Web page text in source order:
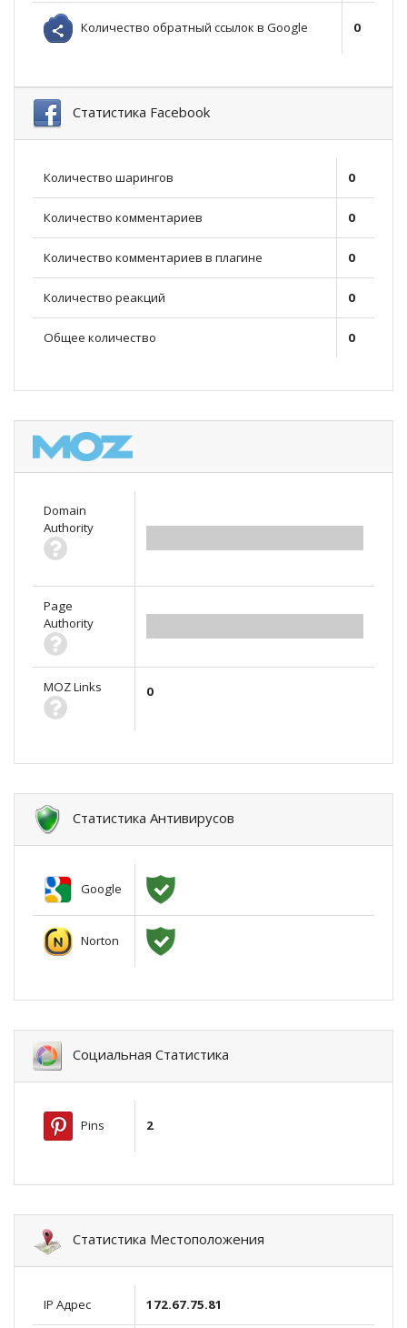
Количество обратный ссылок в Google 0
Статистика Facebook
Количество шарингов 0
Количество комментариев 0
Количество комментариев в плагине 0
Количество реакций 0
Общее количество 0
Domain
Authority
Page
Authority
MOZ Links 0
Статистика Антивирусов
Google
Norton
Социальная Статистика
Pins 2
Статистика Местоположения
IP Адрес 172.67.75.81